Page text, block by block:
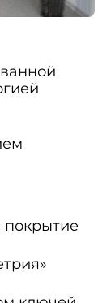
покрытие